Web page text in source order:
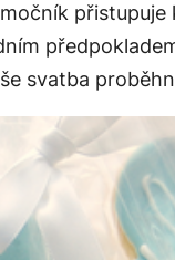
svatba